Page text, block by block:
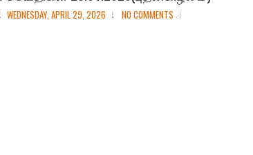
WEDNESDAY, APRIL 29, 2026 NO COMMENTS